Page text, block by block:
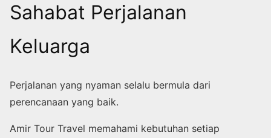
Sahabat Perjalanan
Keluarga
Perjalanan yang nyaman selalu bermula dari
perencanaan yang baik.
Amir Tour Travel memahami kebutuhan setiap